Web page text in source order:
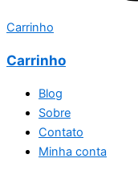
Carrinho
Carrinho
Blog
Sobre
Contato
Minha conta